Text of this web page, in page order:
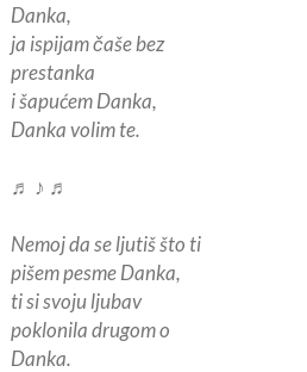
Danka,
ja ispijam čaše bez
prestanka
i šapućem Danka,
Danka volim te.
♬ ♪ ♬
Nemoj da se ljutiš što ti
pišem pesme Danka,
ti si svoju ljubav
poklonila drugom o
Danka.